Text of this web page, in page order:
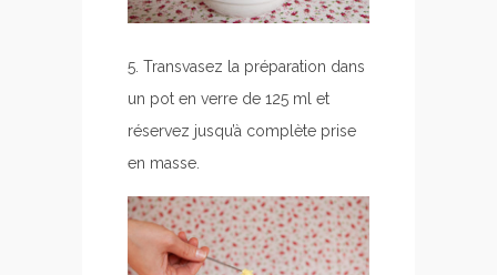
5. Transvasez la préparation dans
un pot en verre de 125 ml et
réservez jusqu’à complète prise
en masse.